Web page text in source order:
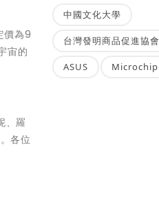
價為9
宙的
、羅
各位
中國文化大學
台灣發明商品促進協會
ASUS Microchip